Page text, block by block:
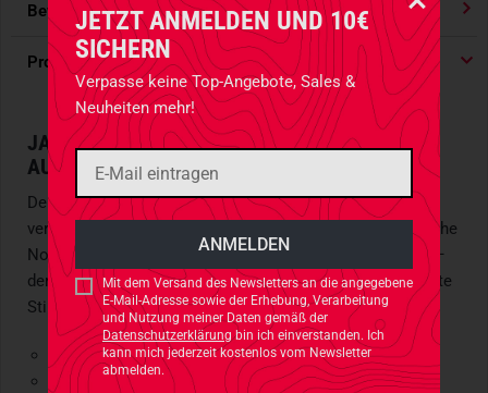
JETZT ANMELDEN UND 10€
SICHERN
Verpasse keine Top-Angebote, Sales &
Neuheiten mehr!
Mit dem Versand des Newsletters an die angegebene
E-Mail-Adresse sowie der Erhebung, Verarbeitung
und Nutzung meiner Daten gemäß der
Datenschutzerklärungbin ich einverstanden. Ich
kann mich jederzeit kostenlos vom Newsletter
abmelden.
Bewertungen 4.91 / 5 Sternen
Produktdetails
JAPANISCHE TRADITION MIT EINEM
AUGENZWINKERN
Der Shiba Inu, bekannt für seine Treue und seinen Mut,
verleiht jedem Outfit oder Equipmentstück eine persönliche
Note. Ob am Rucksack, an der Weste oder an der Jacke –
der Shiba zieht garantiert Blicke auf sich und sorgt für gute
Stimmung.
Material: Phthalatfreies PVC
Maße: ca. 2,5 cm hoch